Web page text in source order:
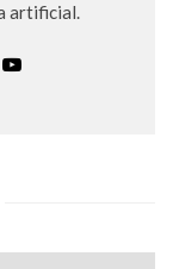
artificial.